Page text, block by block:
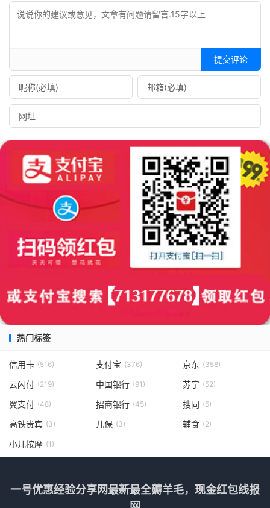
提交评论
热门标签
信用卡 (516) 支付宝 (376) 京东 (358)
云闪付 (219) 中国银行 (91) 苏宁 (52)
翼支付 (48) 招商银行 (45) 搜同 (5)
高铁贵宾 (3) 儿保 (3) 辅食 (2)
小儿按摩 (1)
一号优惠经验分享网最新最全薅羊毛，现金红包线报